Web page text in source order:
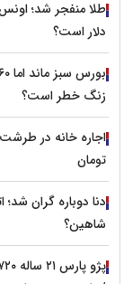
دلار است؟
زنگ خطر است؟
تومان
شاهین؟